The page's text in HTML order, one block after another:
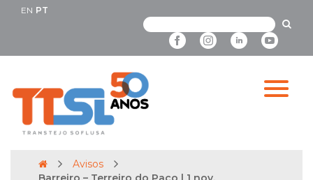
EN PT
Avisos